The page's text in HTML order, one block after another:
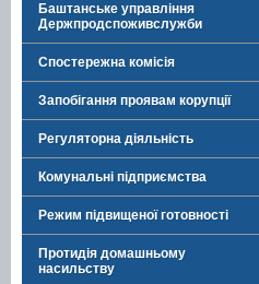
Баштанське управління
Держпродспоживслужби
Спостережна комісія
Запобігання проявам корупції
Регуляторна діяльність
Комунальні підприємства
Режим підвищеної готовності
Протидія домашньому
насильству